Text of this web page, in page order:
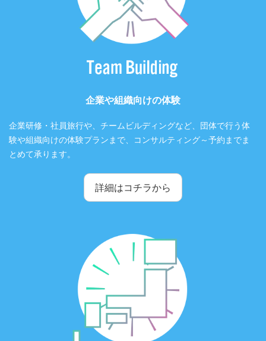
企業や組織向けの体験
企業研修・社員旅行や、チームビルディングなど、団体で行う体
験や組織向けの体験プランまで、コンサルティング～予約までま
とめて承ります。
詳細はコチラから